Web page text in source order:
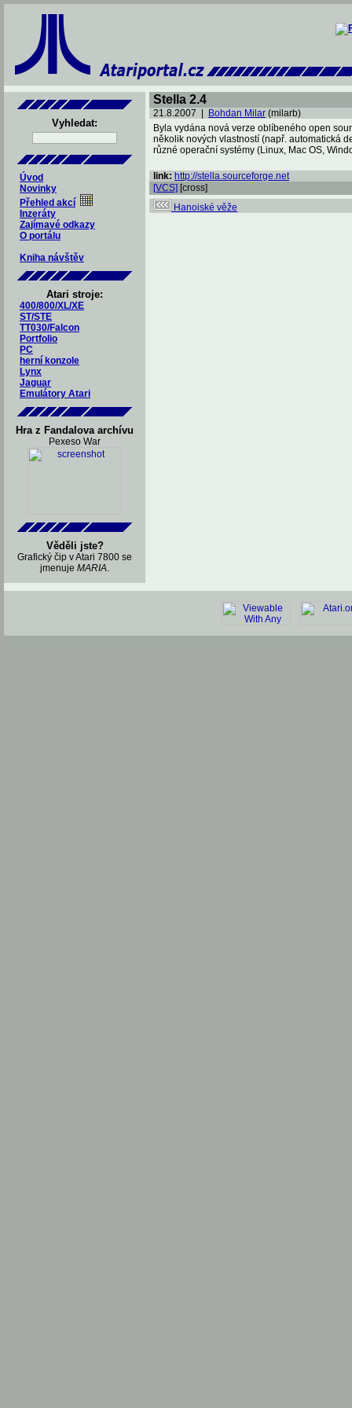
Vyhledat:
Úvod
Novinky
Přehled akcí
Inzeráty
Zajímavé odkazy
O portálu
Kniha návštěv
Atari stroje:
400/800/XL/XE
ST/STE
TT030/Falcon
Portfolio
PC
herní konzole
Lynx
Jaguar
Emulátory Atari
Hra z Fandalova archívu
Pexeso War
Věděli jste?
Grafický čip v Atari 7800 se
jmenuje MARIA.
Stella 2.4
21.8.2007 | Bohdan Milar (milarb)
Byla vydána nová verze oblíbeného open
několik nových vlastností (např. automatická
různé operační systémy (Linux, Mac OS,
link: http://stella.sourceforge.net
[VCS] [cross]
Hanoiské věže